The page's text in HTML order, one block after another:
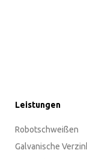
Leistungen
Robotschweißen
Galvanische